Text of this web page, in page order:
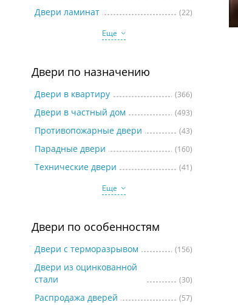
Двери ламинат
(22)
Еще
Двери по назначению
Двери в квартиру (366)
Двери в частный дом (493)
Противопожарные двери (43)
Парадные двери (160)
Технические двери
(41)
Еще
Двери по особенностям
Двери с терморазрывом (156)
Двери из оцинкованной
стали
(30)
Распродажа дверей (57)